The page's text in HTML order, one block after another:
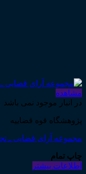
مشاهده
در انبار موجود نمی باشد
پژوهشگاه قوه قضاییه
مجموعه آرای قضایی ـ
چاپ تمام
اطلاعات بیشتر